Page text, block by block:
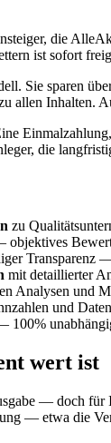
die
ist sofort
Sie sparen
allen Inhalten.
die
zu
objektives
Transparenz
mit detaillierter
Analysen und
und
100%
wert ist
— doch für
— etwa die